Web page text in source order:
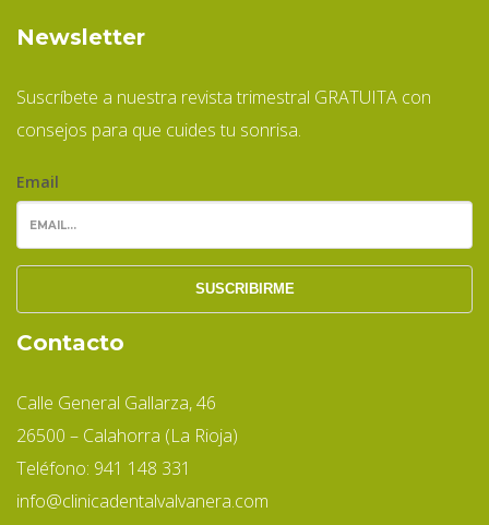
Newsletter
Suscríbete a nuestra revista trimestral GRATUITA con
consejos para que cuides tu sonrisa.
Email
Contacto
Calle General Gallarza, 46
26500 – Calahorra (La Rioja)
Teléfono: 941 148 331
info@clinicadentalvalvanera.com